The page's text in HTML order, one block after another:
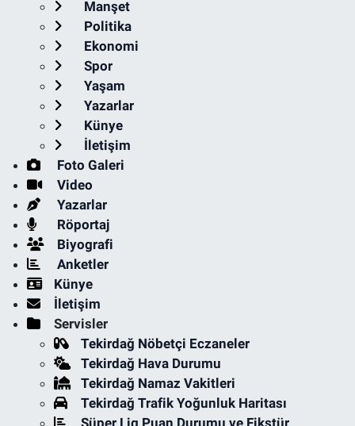
Manşet
Politika
Ekonomi
Spor
Yaşam
Yazarlar
Künye
İletişim
Foto Galeri
Video
Yazarlar
Röportaj
Biyografi
Anketler
Künye
İletişim
Servisler
Tekirdağ Nöbetçi Eczaneler
Tekirdağ Hava Durumu
Tekirdağ Namaz Vakitleri
Tekirdağ Trafik Yoğunluk Haritası
Süper Lig Puan Durumu ve Fikstür